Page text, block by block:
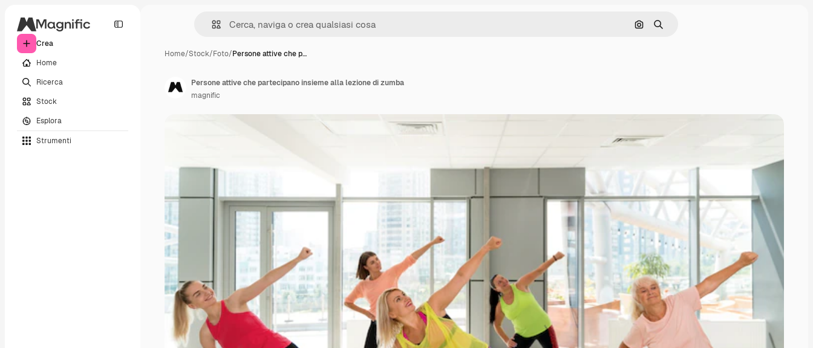
Crea
Home
Ricerca
Stock
Esplora
Strumenti
Cerca per immagine
Ricerca
Home/Stock/Foto/Persone attive che p…
Persone attive che partecipano insieme alla lezione di zumba
magnific